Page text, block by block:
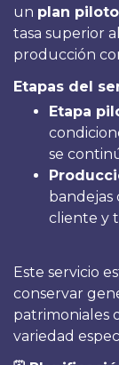
un plan
tasa superior
producción
Etapas del
Etapa
se
bandejas
cliente y
Este servicio
conservar
patrimoniales
variedad